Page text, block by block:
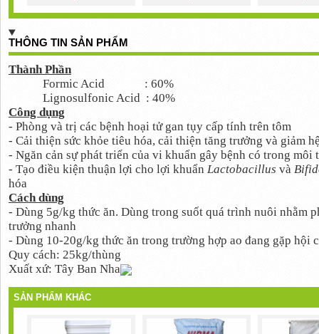
THÔNG TIN SẢN PHẨM
Thành Phần
Formic Acid
: 60%
Lignosulfonic Acid : 40%
Công dụng
- Phòng và trị các bệnh hoại tử gan tụy cấp tính trên tôm
- Cải thiện sức khỏe tiêu hóa, cải thiện tăng trưởng và giảm
- Ngăn cản sự phát triển của vi khuẩn gây bệnh có trong môi
- Tạo điều kiện thuận lợi cho lợi khuẩn Lactobacillus và
hóa
Cách dùng
- Dùng 5g/kg thức ăn. Dùng trong suốt quá trình nuôi nhằm
trưởng nhanh
- Dùng 10-20g/kg thức ăn trong trường hợp ao đang gặp hội
Quy cách: 25kg/thùng
Xuất xứ: Tây Ban Nha
SẢN PHẨM KHÁC